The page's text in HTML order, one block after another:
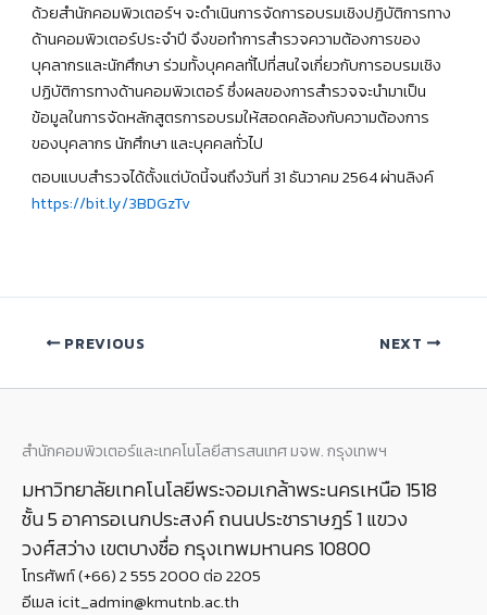
ด้วยสำนักคอมพิวเตอร์ฯ จะดำเนินการจัดการอบรมเชิงปฏิบัติการทาง
ด้านคอมพิวเตอร์ประจำปี จึงขอทำการสำรวจความต้องการของ
บุคลากรและนักศึกษา ร่วมทั้งบุคคลทั่ไปที่สนใจเกี่ยวกับการอบรมเชิง
ปฏิบัติการทางด้านคอมพิวเตอร์ ซึ่งผลของการสำรวจจะนำมาเป็น
ข้อมูลในการจัดหลักสูตรการอบรมให้สอดคล้องกับความต้องการ
ของบุคลากร นักศึกษา และบุคคลทั่วไป
ตอบแบบสำรวจได้ตั้งแต่บัดนี้จนถึงวันที่ 31 ธันวาคม 2564 ผ่านลิงค์
https://bit.ly/3BDGzTv
PREVIOUS NEXT
สำนักคอมพิวเตอร์และเทคโนโลยีสารสนเทศ มจพ. กรุงเทพฯ
มหาวิทยาลัยเทคโนโลยีพระจอมเกล้าพระนครเหนือ 1518
ชั้น 5 อาคารอเนกประสงค์ ถนนประชาราษฎร์ 1 แขวง
วงศ์สว่าง เขตบางซื่อ กรุงเทพมหานคร 10800
โทรศัพท์ (+66) 2 555 2000 ต่อ 2205
อีเมล icit_admin@kmutnb.ac.th